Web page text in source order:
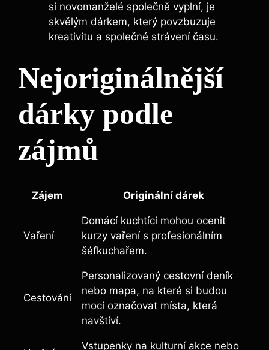
si novomanželé společně vyplní, je
skvělým dárkem, který povzbuzuje
kreativitu a společné strávení času.
Nejoriginálnější
dárky podle
zájmů
Zájem Originální dárek
Vaření
Domácí kuchtíci mohou ocenit
kurzy vaření s profesionálním
šéfkuchařem.
Cestování
Personalizovaný cestovní deník
nebo mapa, na které si budou
moci označovat místa, která
navštíví.
Vstupenky na kulturní akce nebo